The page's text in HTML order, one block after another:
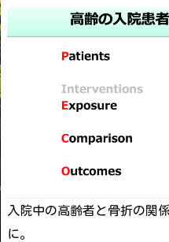
入院中の高齢者と骨折の関
に。